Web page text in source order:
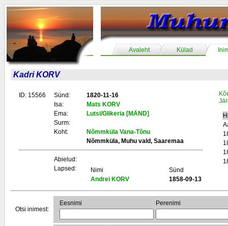
Avaleht Külad
Kadri KORV
ID: 15566 Sünd:
1820-11-16
Isa:
Mats KORV
Ema:
Lutsi/Glikeria [MÄND]
Surm:
Koht:
Nõmmküla Vana-Tõnu
Nõmmküla, Muhu vald, Saaremaa
Abielud:
Lapsed:
Nimi
Sünd
Andrei KORV
1858-09-13
Otsi inimest:
Eesnimi Perenimi